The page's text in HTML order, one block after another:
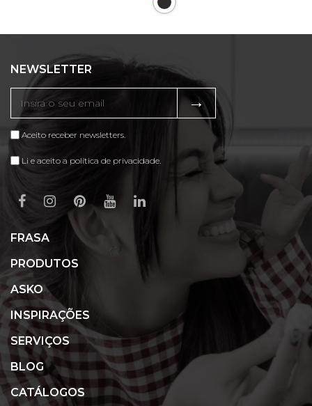
NEWSLETTER
→
Aceito receber newsletters.
Li e aceito a política de privacidade.
FRASA
PRODUTOS
ASKO
INSPIRAÇÕES
SERVIÇOS
BLOG
CATÁLOGOS